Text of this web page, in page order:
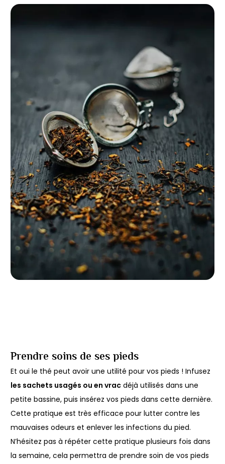
Prendre soins de ses pieds
Et oui le thé peut avoir une utilité pour vos pieds ! Infusez
les sachets usagés ou en vrac déjà utilisés dans une
petite bassine, puis insérez vos pieds dans cette dernière.
Cette pratique est très efficace pour lutter contre les
mauvaises odeurs et enlever les infections du pied.
N’hésitez pas à répéter cette pratique plusieurs fois dans
la semaine, cela permettra de prendre soin de vos pieds